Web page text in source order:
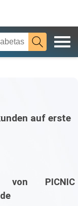
auf erste
von PICNIC